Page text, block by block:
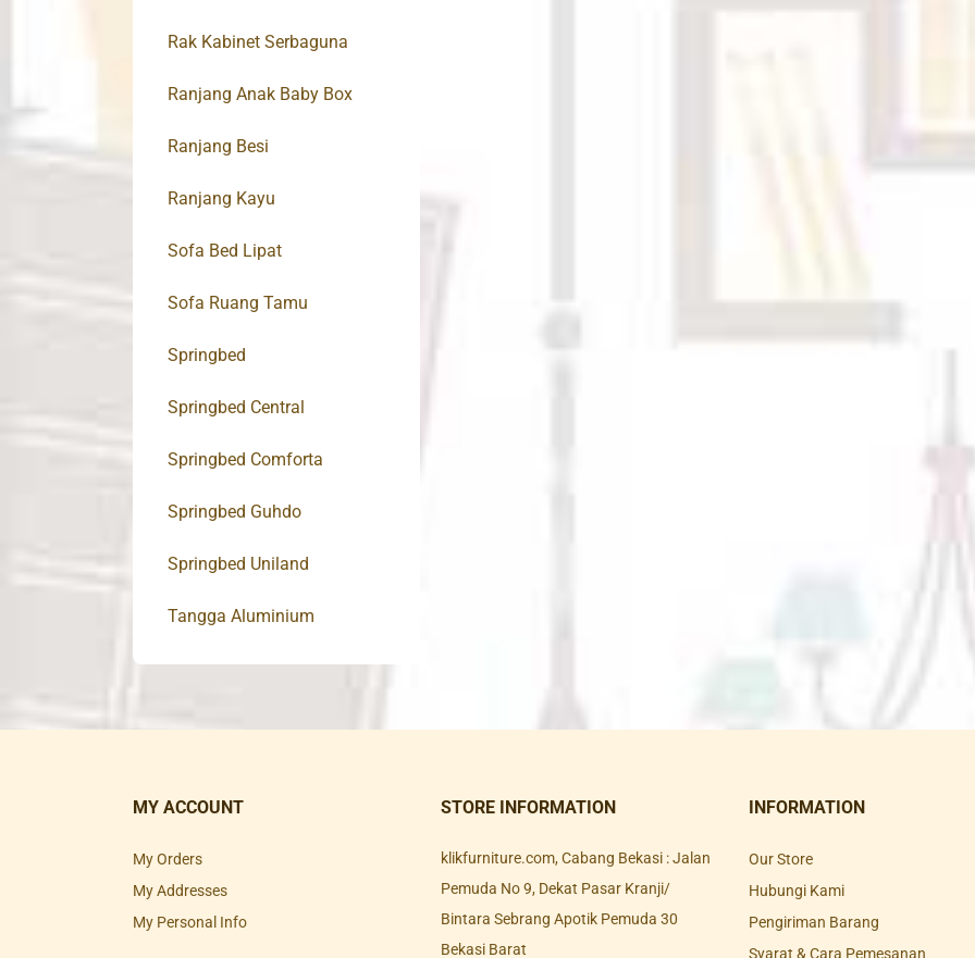
Rak Kabinet Serbaguna
Ranjang Anak Baby Box
Ranjang Besi
Ranjang Kayu
Sofa Bed Lipat
Sofa Ruang Tamu
Springbed
Springbed Central
Springbed Comforta
Springbed Guhdo
Springbed Uniland
Tangga Aluminium
MY ACCOUNT
My Orders
My Addresses
My Personal Info
STORE INFORMATION
klikfurniture.com, Cabang Bekasi : Jalan
Pemuda No 9, Dekat Pasar Kranji/
Bintara Sebrang Apotik Pemuda 30
Bekasi Barat
INFORMATION
Our Store
Hubungi Kami
Pengiriman Barang
Syarat & Cara Pemesanan